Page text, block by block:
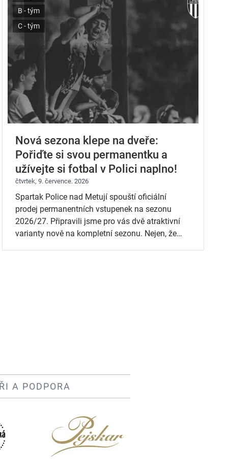
B - tým
C - tým
Nová sezona klepe na dveře:
Pořiďte si svou permanentku a
užívejte si fotbal v Polici naplno!
čtvrtek, 9. července. 2026
Spartak Police nad Metují spouští oficiální
prodej permanentních vstupenek na sezonu
2026/27. Připravili jsme pro vás dvě atraktivní
varianty nově na kompletní sezonu. Nejen, že
A PODPORA